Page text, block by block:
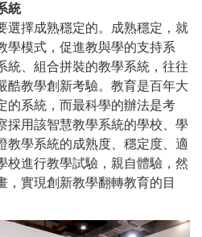
統
選擇成熟穩定的。成熟穩定，就
學模式，促進教與學的支持系
統、組合拼裝的教學系統，往往
酷教學創新考驗。教育是百年大
的系統，而最科學的辦法是考
採用該智慧教學系統的學校、學
教學系統的成熟度、穩定度、適
校進行教學試驗，親自體驗，然
，實現創新教學翻轉教育的目